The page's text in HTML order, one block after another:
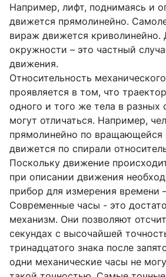
Например, лифт, поднимаясь и
движется прямолинейно.
вираж движется криволинейно.
окружности – это частный
движения.
Относительность
проявляется в том, что
одного и того же тела в разных
могут отличаться. Например,
прямолинейно по вращающейся
движется по спирали
Поскольку движение
при описании движения
прибор для измерения времени
Современные часы - это
механизм. Они позволяют
секундах с высочайшей
тринадцатого знака после
одни механические часы не